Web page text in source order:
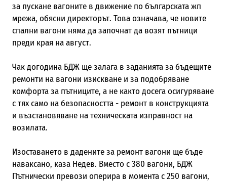
за пускане вагоните в движение по българската жп
мрежа, обясни директорът. Това означава, че новите
спални вагони няма да започнат да возят пътници
преди края на август.
Чак догодина БДЖ ще залага в заданията за бъдещите
ремонти на вагони изискване и за подобряване
комфорта за пътниците, а не както досега осигуряване
с тях само на безопасността - ремонт в конструкцията
и възстановяване на техническата изправност на
возилата.
Изоставането в дадените за ремонт вагони ще бъде
наваксано, каза Недев. Вместо с 380 вагони, БДЖ
Пътнически превози оперира в момента с 250 вагони,